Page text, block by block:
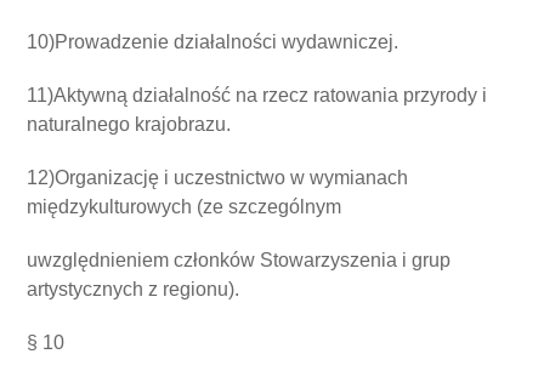
10)Prowadzenie działalności wydawniczej.
11)Aktywną działalność na rzecz ratowania przyrody i
naturalnego krajobrazu.
12)Organizację i uczestnictwo w wymianach
międzykulturowych (ze szczególnym
uwzględnieniem członków Stowarzyszenia i grup
artystycznych z regionu).
§ 10